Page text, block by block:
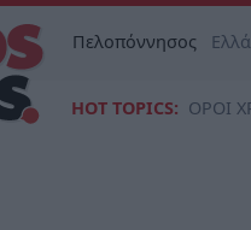
Πελοπόννησος
HOT TOPICS: ΟΡΟΙ